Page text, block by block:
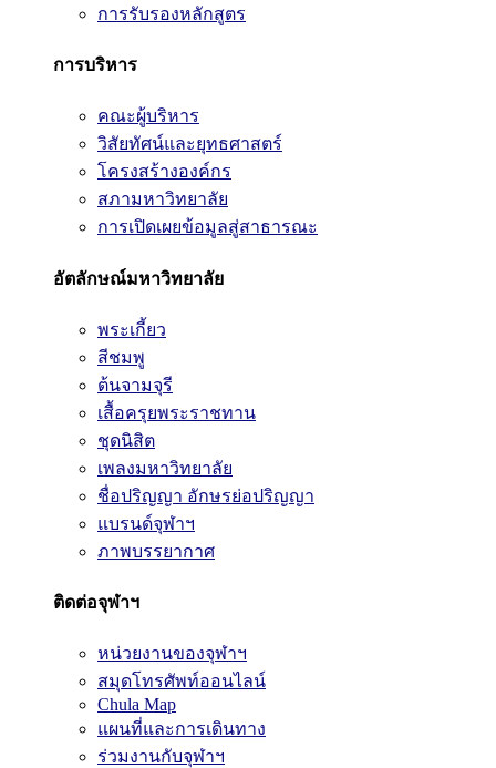
การรับรองหลักสูตร
การบริหาร
คณะผู้บริหาร
วิสัยทัศน์และยุทธศาสตร์
โครงสร้างองค์กร
สภามหาวิทยาลัย
การเปิดเผยข้อมูลสู่สาธารณะ
อัตลักษณ์มหาวิทยาลัย
พระเกี้ยว
สีชมพู
ต้นจามจุรี
เสื้อครุยพระราชทาน
ชุดนิสิต
เพลงมหาวิทยาลัย
ชื่อปริญญา อักษรย่อปริญญา
แบรนด์จุฬาฯ
ภาพบรรยากาศ
ติดต่อจุฬาฯ
หน่วยงานของจุฬาฯ
สมุดโทรศัพท์ออนไลน์
Chula Map
แผนที่และการเดินทาง
ร่วมงานกับจุฬาฯ